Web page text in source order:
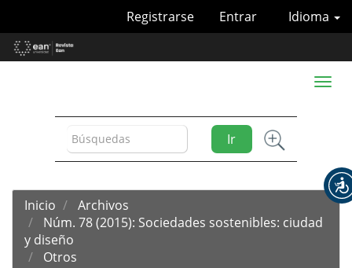
Contenido
principal
Idioma
Registrarse Entrar
Ir
Toggle
Inicio
Archivos
Núm. 78 (2015): Sociedades sostenibles: ciudad
y diseño
Otros